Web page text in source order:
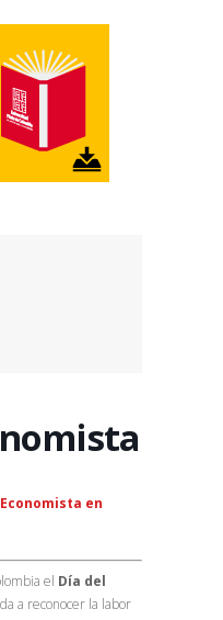
en
el Día del
a reconocer la labor